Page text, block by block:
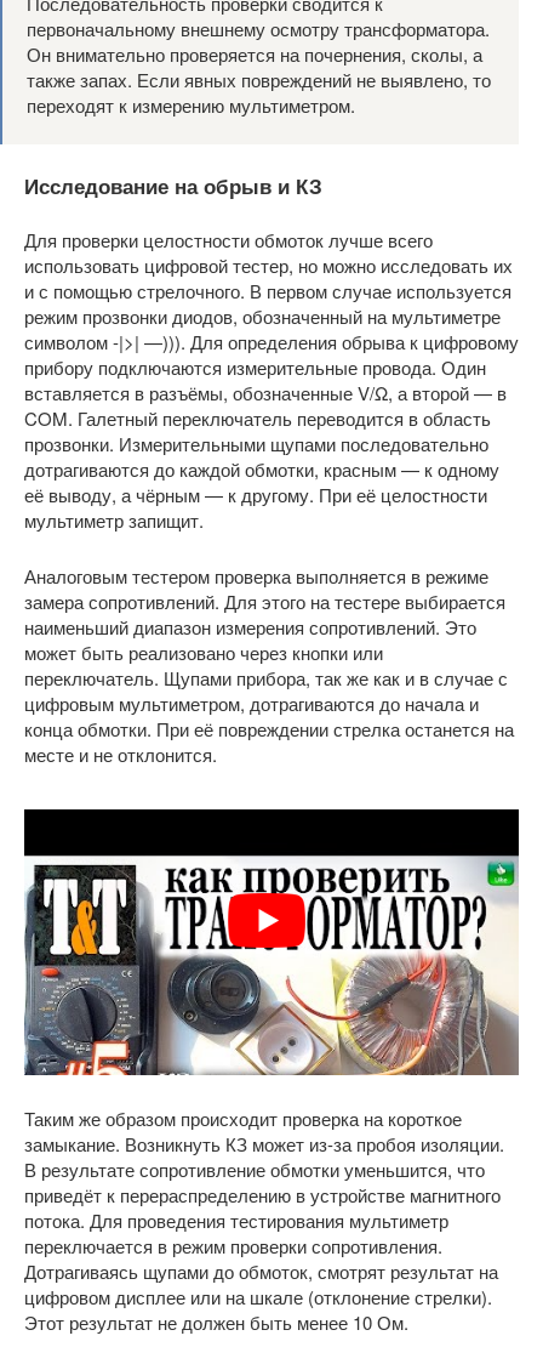
первоначальному внешнему осмотру трансформатора.
Он внимательно проверяется на почернения, сколы, а
также запах. Если явных повреждений не выявлено, то
переходят к измерению мультиметром.
Исследование на обрыв и КЗ
Для проверки целостности обмоток лучше всего
использовать цифровой тестер, но можно исследовать их
и с помощью стрелочного. В первом случае используется
режим прозвонки диодов, обозначенный на мультиметре
символом -|>| —))). Для определения обрыва к цифровому
прибору подключаются измерительные провода. Один
вставляется в разъёмы, обозначенные V/Ω, а второй — в
COM. Галетный переключатель переводится в область
прозвонки. Измерительными щупами последовательно
дотрагиваются до каждой обмотки, красным — к одному
её выводу, а чёрным — к другому. При её целостности
мультиметр запищит.
Аналоговым тестером проверка выполняется в режиме
замера сопротивлений. Для этого на тестере выбирается
наименьший диапазон измерения сопротивлений. Это
может быть реализовано через кнопки или
переключатель. Щупами прибора, так же как и в случае с
цифровым мультиметром, дотрагиваются до начала и
конца обмотки. При её повреждении стрелка останется на
месте и не отклонится.
Таким же образом происходит проверка на короткое
замыкание. Возникнуть КЗ может из-за пробоя изоляции.
В результате сопротивление обмотки уменьшится, что
приведёт к перераспределению в устройстве магнитного
потока. Для проведения тестирования мультиметр
переключается в режим проверки сопротивления.
Дотрагиваясь щупами до обмоток, смотрят результат на
цифровом дисплее или на шкале (отклонение стрелки).
Этот результат не должен быть менее 10 Ом.